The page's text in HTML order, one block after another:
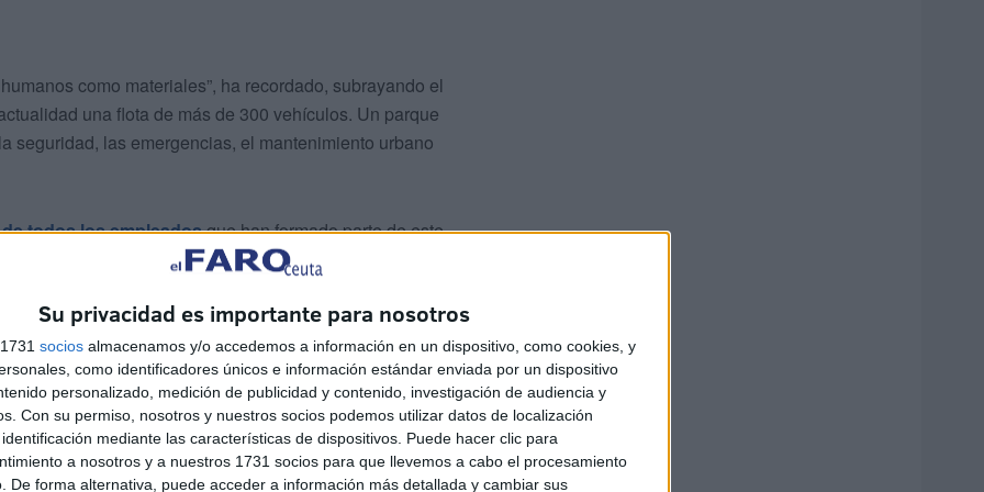
Su privacidad es importante para nosotros
socios almacenamos y/o accedemos a información en un dispositivo, como cookies, y
como identificadores únicos e información estándar enviada por un dispositivo
personalizado, medición de publicidad y contenido, investigación de audiencia y
Con su permiso, nosotros y nuestros socios podemos utilizar datos de localización
mediante las características de dispositivos. Puede hacer clic para
a nosotros y a nuestros 1731 socios para que llevemos a cabo el procesamiento
De forma alternativa, puede acceder a información más detallada y cambiar sus
como materiales”, ha recordado, subrayando el
una flota de más de 300 vehículos. Un parque
seguridad, las emergencias, el mantenimiento urbano
todos los empleadosque han formado parte de este
y la gratitud a todos los empleados públicos que
móvil”.
elcarácter transversal del Parque Móvil, que da
de Reyes hasta la gestión de crisis como las
borrascas,su papel resulta determinante.